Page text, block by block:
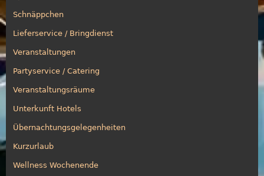
Schnäppchen
Lieferservice / Bringdienst
Veranstaltungen
Partyservice / Catering
Veranstaltungsräume
Unterkunft Hotels
Übernachtungsgelegenheiten
Kurzurlaub
Wellness Wochenende